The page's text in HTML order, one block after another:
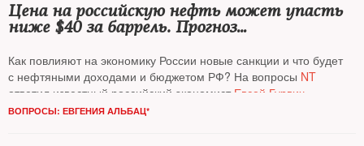
Цена на российскую нефть может упасть
ниже $40 за баррель. Прогноз
(EIA)
Как повлияют на экономику России новые санкции и что будет
с нефтяными доходами и бюджетом РФ? На вопросы NT
ответил известный российский экономист Евсей Гурвич
ВОПРОСЫ: ЕВГЕНИЯ АЛЬБАЦ*